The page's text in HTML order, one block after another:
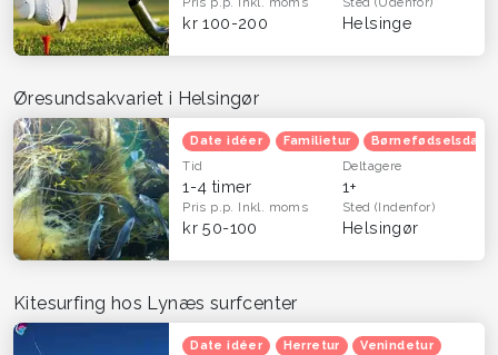
kr 100-200 Helsinge
Øresundsakvariet i Helsingør
Date idéer Familietur Børnefødselsdag
Tid
1-4 timer
Deltagere
1+
Pris p.p. Inkl. moms
kr 50-100
Sted(Indenfor)
Helsingør
Kitesurfing hos Lynæs surfcenter
Date idéer Herretur Venindetur